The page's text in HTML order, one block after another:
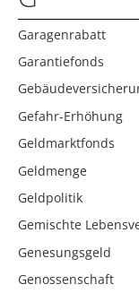
Garagenrabatt
Garantiefonds
Gefahr-Erhöhung
Geldmarktfonds
Geldmenge
Geldpolitik
Gemischte
Genesungsgeld
Genossenschaft